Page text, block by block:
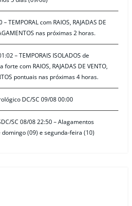
TEMPORAL com RAIOS, RAJADAS DE
nas próximas 2 horas.
– TEMPORAIS ISOLADOS de
com RAIOS, RAJADAS DE VENTO,
pontuais nas próximas 4 horas.
DC/SC 09/08 00:00
SC 08/08 22:50 – Alagamentos
(09) e segunda-feira (10)